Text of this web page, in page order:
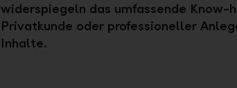
widerspiegeln das umfassende Know-
Privatkunde oder professioneller
Inhalte.